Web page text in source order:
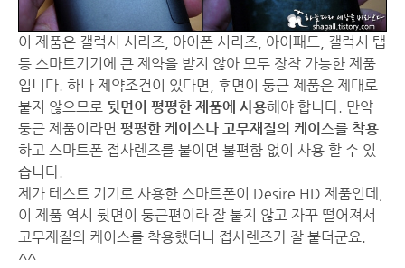
이 제품은 갤럭시 시리즈, 아이폰 시리즈, 아이패드, 갤럭시 탭
등 스마트기기에 큰 제약을 받지 않아 모두 장착 가능한 제품
입니다. 하나 제약조건이 있다면, 후면이 둥근 제품은 제대로
붙지 않으므로 뒷면이 평평한 제품에 사용해야 합니다. 만약
둥근 제품이라면 평평한 케이스나 고무재질의 케이스를 착용
하고 스마트폰 접사렌즈를 붙이면 불편함 없이 사용 할 수 있
습니다.
제가 테스트 기기로 사용한 스마트폰이 Desire HD 제품인데,
이 제품 역시 뒷면이 둥근편이라 잘 붙지 않고 자꾸 떨어져서
고무재질의 케이스를 착용했더니 접사렌즈가 잘 붙더군요.
^^